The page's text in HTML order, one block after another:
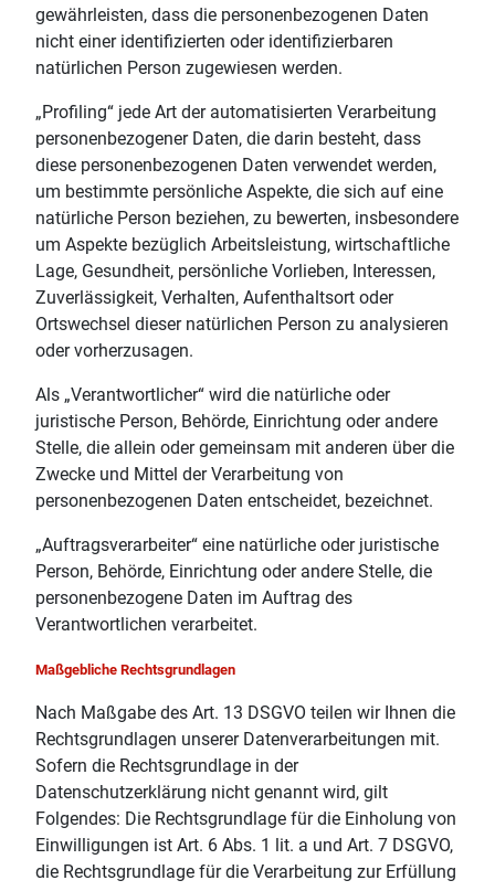
gewährleisten, dass die personenbezogenen Daten
nicht einer identifizierten oder identifizierbaren
natürlichen Person zugewiesen werden.
„Profiling“ jede Art der automatisierten Verarbeitung
personenbezogener Daten, die darin besteht, dass
diese personenbezogenen Daten verwendet werden,
um bestimmte persönliche Aspekte, die sich auf eine
natürliche Person beziehen, zu bewerten, insbesondere
um Aspekte bezüglich Arbeitsleistung, wirtschaftliche
Lage, Gesundheit, persönliche Vorlieben, Interessen,
Zuverlässigkeit, Verhalten, Aufenthaltsort oder
Ortswechsel dieser natürlichen Person zu analysieren
oder vorherzusagen.
Als „Verantwortlicher“ wird die natürliche oder
juristische Person, Behörde, Einrichtung oder andere
Stelle, die allein oder gemeinsam mit anderen über die
Zwecke und Mittel der Verarbeitung von
personenbezogenen Daten entscheidet, bezeichnet.
„Auftragsverarbeiter“ eine natürliche oder juristische
Person, Behörde, Einrichtung oder andere Stelle, die
personenbezogene Daten im Auftrag des
Verantwortlichen verarbeitet.
Maßgebliche Rechtsgrundlagen
Nach Maßgabe des Art. 13 DSGVO teilen wir Ihnen die
Rechtsgrundlagen unserer Datenverarbeitungen mit.
Sofern die Rechtsgrundlage in der
Datenschutzerklärung nicht genannt wird, gilt
Folgendes: Die Rechtsgrundlage für die Einholung von
Einwilligungen ist Art. 6 Abs. 1 lit. a und Art. 7 DSGVO,
die Rechtsgrundlage für die Verarbeitung zur Erfüllung